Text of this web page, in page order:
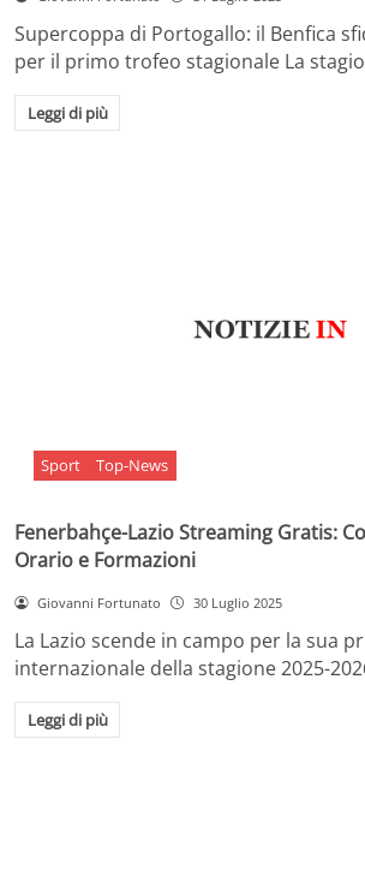
Supercoppa di Portogallo: il Benfica
per il primo trofeo stagionale La
Leggi di più
Sport Top-News
Fenerbahçe-Lazio Streaming Gratis:
Orario e Formazioni
Giovanni Fortunato 30 Luglio 2025
La Lazio scende in campo per la sua
internazionale della stagione 2025-
Leggi di più